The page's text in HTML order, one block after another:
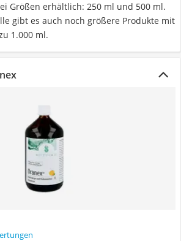
Größen erhältlich: 250 ml und 500 ml.
gibt es auch noch größere Produkte mit
1.000 ml.